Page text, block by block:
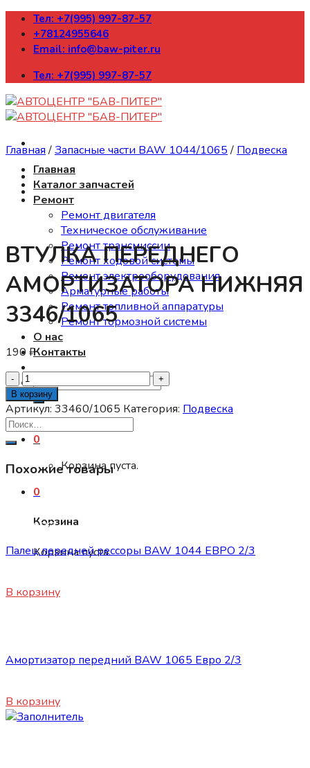
Skip
content
Тел: +7(995) 997-87-57
+78124955646
Email: info@baw-piter.ru
Тел: +7(995) 997-87-57
Главная
Каталог запчастей
Ремонт
Ремонт двигателя
Техническое обслуживание
Ремонт трансмиссии
Ремонт ходовой системы
Ремонт электрооборудования
Арматурные работы
Ремонт топливной аппаратуры
Ремонт тормозной системы
О нас
Контакты
Искать:
0
Корзина пуста.
0
Корзина
Корзина пуста.
Главная /Запасные части BAW 1044/1065 / Подвеска
ВТУЛКА ПЕРЕДНЕГО
АМОРТИЗАТОРА НИЖНЯЯ
3346/1065
190 ₽
Количество
товара
ВТУЛКА
ПЕРЕДНЕГО
АМОРТИЗАТОРА
3346/1065
В корзину
Артикул: 33460/1065 Категория: Подвеска
Похожие товары
Подвеска
Палец передней рессоры BAW 1044 ЕВРО 2/3
В корзину
Амортизатор передний BAW 1065 Евро 2/3
В корзину